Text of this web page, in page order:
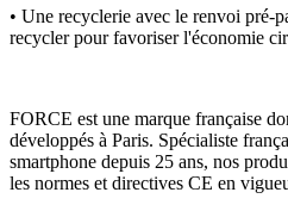
• Une recyclerie avec le renvoi pré-
recycler pour favoriser l'économie
FORCE est une marque française
développés à Paris. Spécialiste
smartphone depuis 25 ans, nos
les normes et directives CE en